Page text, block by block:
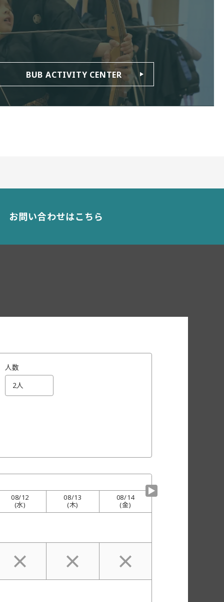
BUB ACTIVITY CENTER
お問い合わせはこちら
人数
▼
08/12
(水)
08/13
(木)
08/14
(金)